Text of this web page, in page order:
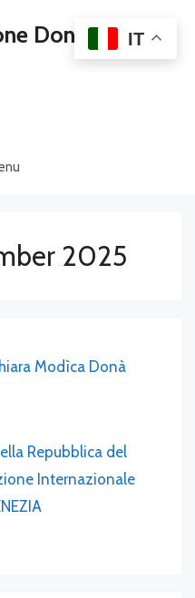
Dona' Dalle
2025
Modìca Donà
Repubblica del
Internazionale
IT